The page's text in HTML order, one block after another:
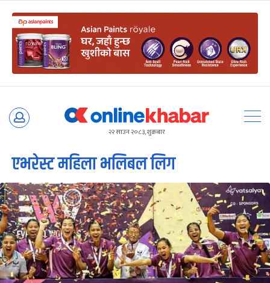
Skip
२२ साउन २०८३, शुक्रबार
एभरेस्ट महिला भलिबल लिग